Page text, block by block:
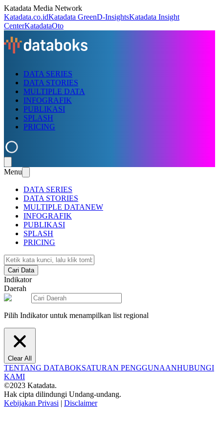
Katadata Media Network
Katadata.co.idKatadata GreenD-InsightsKatadata Insight
CenterKatadataOto
DATA SERIES
DATA STORIES
MULTIPLE DATA
INFOGRAFIK
PUBLIKASI
SPLASH
PRICING
Menu
DATA SERIES
DATA STORIES
MULTIPLE DATANEW
INFOGRAFIK
PUBLIKASI
SPLASH
PRICING
Cari Data
Indikator
Daerah
Pilih Indikator untuk menampilkan list regional
Clear All
TENTANG DATABOKSATURAN PENGGUNAANHUBUNGI
KAMI
©2023 Katadata.
Hak cipta dilindungi Undang-undang.
Kebijakan Privasi | Disclaimer